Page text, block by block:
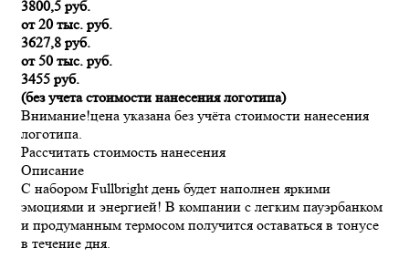
3800,5 руб.
от 20 тыс. руб.
3627,8 руб.
от 50 тыс. руб.
3455 руб.
(без учета стоимости нанесения логотипа)
Внимание!цена указана без учёта стоимости нанесения
логотипа.
Рассчитать стоимость нанесения
Описание
С набором Fullbright день будет наполнен яркими
эмоциями и энергией! В компании с легким пауэрбанком
и продуманным термосом получится оставаться в тонусе
в течение дня.